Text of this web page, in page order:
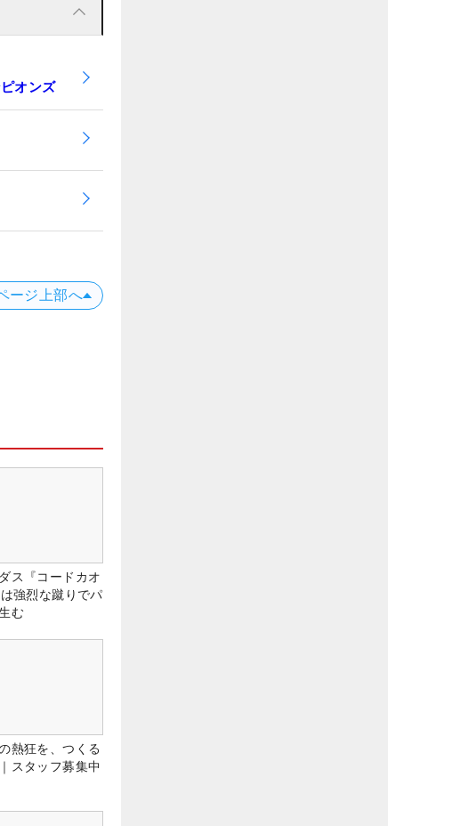
オンズ
ージ上部へ
ス『コードカオ
強烈な蹴りでパ
む
熱狂を、つくる
スタッフ募集中